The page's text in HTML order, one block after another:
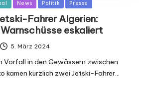
News Politik Presse
Fahrer Algerien:
eskaliert
5. März 2024
Vorfall in den Gewässern zwischen
kamen kürzlich zwei Jetski-Fahrer…